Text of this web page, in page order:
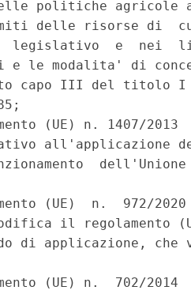
politiche agricole
delle risorse di
legislativo  e
le modalita' di
capo III del titolo I
(UE) n. 1407/2013
all'applicazione
(UE)  n.  972/
il regolamento
di applicazione,
(UE) n.  702/2014